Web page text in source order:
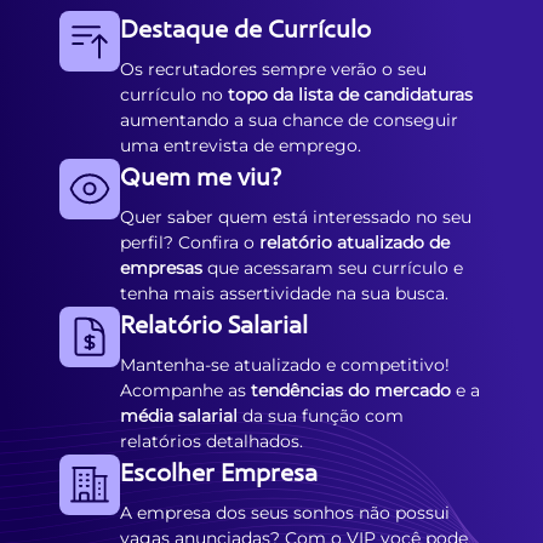
Destaque de Currículo
Os recrutadores sempre verão o seu
currículo no topo da lista de candidaturas
aumentando a sua chance de conseguir
uma entrevista de emprego.
Quem me viu?
Quer saber quem está interessado no seu
perfil? Confira o relatório atualizado de
empresas que acessaram seu currículo e
tenha mais assertividade na sua busca.
Relatório Salarial
Mantenha-se atualizado e competitivo!
Acompanhe as tendências do mercado e a
média salarial da sua função com
relatórios detalhados.
Escolher Empresa
A empresa dos seus sonhos não possui
vagas anunciadas? Com o VIP você pode